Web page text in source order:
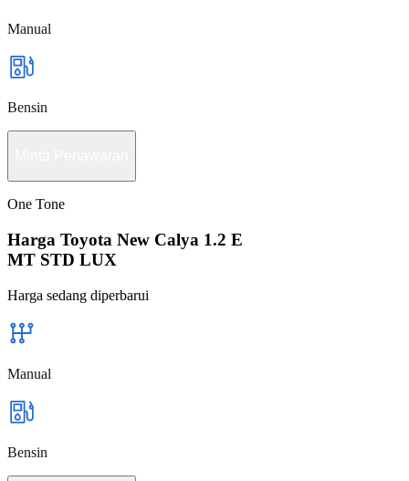
Manual
Bensin
One Tone
Harga Toyota New Calya 1.2 E
MT STD LUX
Harga sedang diperbarui
Manual
Bensin